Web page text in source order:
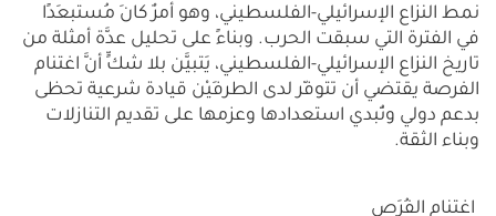
نمط النزاع الإسرائيلي-الفلسطيني، وهو أمرٌ كانَ مُستبعَدًا
في الفترة التي سبقت الحرب. وبناءً على تحليل عدَّة أمثلة من
تاريخ النزاع الإسرائيلي-الفلسطيني، يَتبيَّن بلا شكٍّ أنَّ اغتنام
الفرصة يقتضي أن تتوفّر لدى الطرفَيْن قيادة شرعية تحظى
بدعم دولي وتُبدي استعدادها وعزمها على تقديم التنازلات
وبناء الثقة.
اغتنام الفُرَص